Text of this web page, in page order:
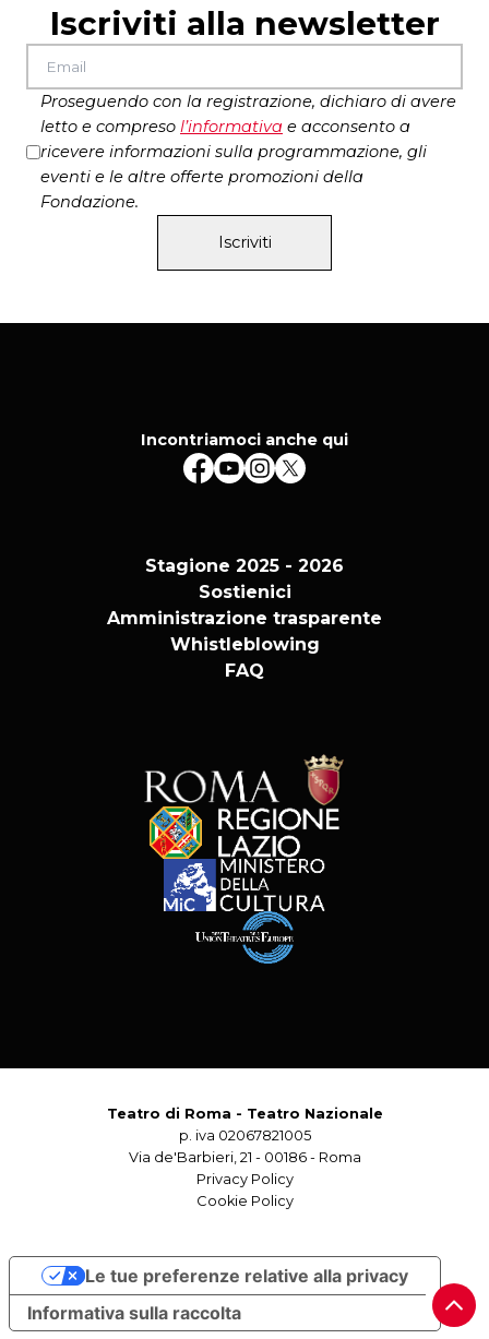
Iscriviti alla newsletter
Proseguendo con la registrazione, dichiaro di avere
letto e compreso l’informativa e acconsento a
ricevere informazioni sulla programmazione, gli
eventi e le altre offerte promozioni della
Fondazione.
Iscriviti
Incontriamoci anche qui
Stagione 2025 - 2026
Sostienici
Amministrazione trasparente
Whistleblowing
FAQ
Teatro di Roma - Teatro Nazionale
p. iva 02067821005
Via de'Barbieri, 21 - 00186 - Roma
Privacy Policy
Cookie Policy
Informativa sulla raccolta
Le tue preferenze relative alla privacy